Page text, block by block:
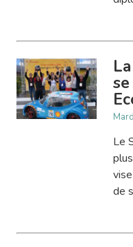
Le
de